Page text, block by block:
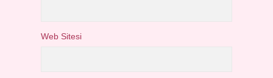
Web Sitesi